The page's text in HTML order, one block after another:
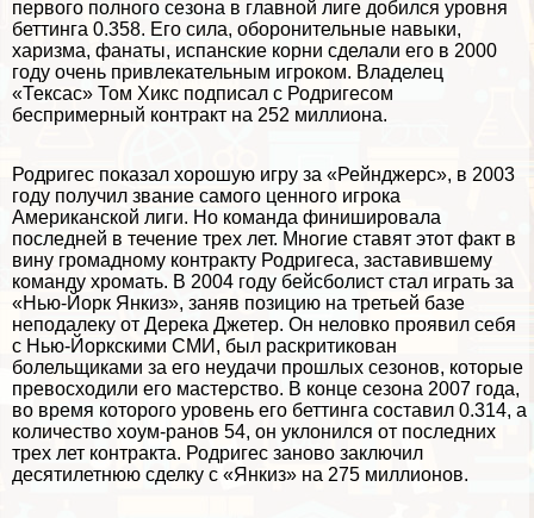
первого полного сезона в главной лиге добился уровня
беттинга 0.358. Его сила, оборонительные навыки,
харизма, фанаты, испанские корни сделали его в 2000
году очень привлекательным игроком. Владелец
«Тексас» Том Хикс подписал с Родригесом
беспримерный контpaкт на 252 миллиона.
Родригес показал хорошую игру за «Рейнджерс», в 2003
году получил звание самого ценного игрока
Американской лиги. Но комaнда финишировала
последней в течение трех лет. Многие ставят этот факт в
вину громадному контpaкту Родригеса, заставившему
комaнду хромать. В 2004 году бейсболист стал играть за
«Нью-Йорк Янкиз», заняв позицию на третьей базе
неподалеку от Дерека Джетер. Он неловко проявил себя
с Нью-Йоркскими СМИ, был раскритикован
болельщиками за его неудачи прошлых сезонов, которые
превосходили его мастерство. В конце сезона 2007 года,
во время которого уровень его беттинга составил 0.314, а
количество хоум-ранов 54, он уклонился от последних
трех лет контpaкта. Родригес заново заключил
десятилетнюю сделку с «Янкиз» на 275 миллионов.